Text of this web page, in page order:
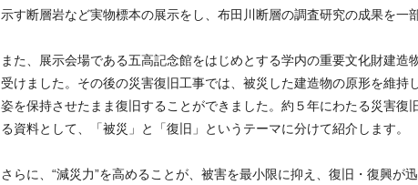
示す断層岩など実物標本の展示をし、布田川断層の調査研究の成果を一
また、展示会場である五高記念館をはじめとする学内の重要文化財建
受けました。その後の災害復旧工事では、被災した建造物の原形を維
姿を保持させたまま復旧することができました。約５年にわたる災害復
る資料として、「被災」と「復旧」というテーマに分けて紹介します。
さらに、“減災力”を高めることが、被害を最小限に抑え、復旧・復興